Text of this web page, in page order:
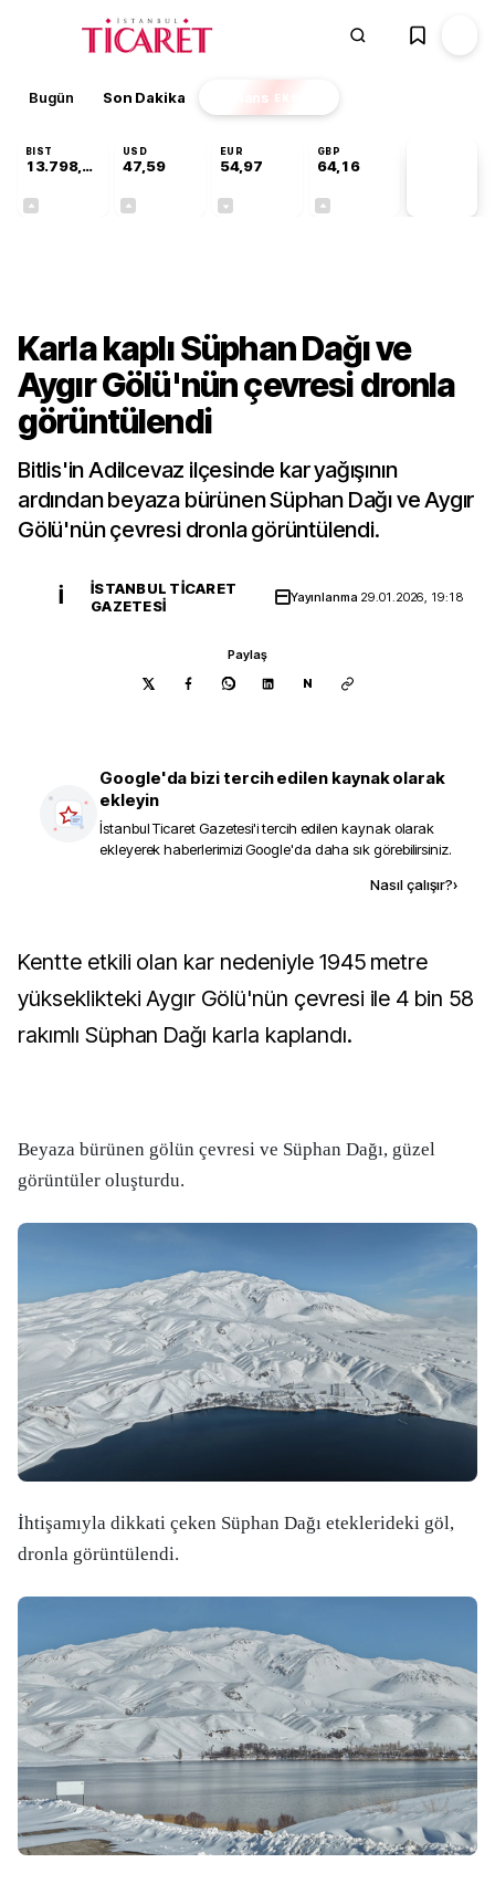
Bugün Son Dakika Finans EKSTRA
BIST
13.798,82
USD
47,59
EUR
54,97
GBP
64,16
Karla kaplı Süphan Dağı ve
Aygır Gölü'nün çevresi dronla
görüntülendi
Bitlis'in Adilcevaz ilçesinde kar yağışının
ardından beyaza bürünen Süphan Dağı ve Aygır
Gölü'nün çevresi dronla görüntülendi.
İ
İSTANBUL TICARET
GAZETESI
Yayınlanma 29.01.2026, 19:18
Paylaş
N
Google'da bizi tercih edilen kaynak olarak
ekleyin
İstanbul Ticaret Gazetesi'i tercih edilen kaynak olarak
ekleyerek haberlerimizi Google'da daha sık görebilirsiniz.
Nasıl çalışır?›
Kentte etkili olan kar nedeniyle 1945 metre
yükseklikteki Aygır Gölü'nün çevresi ile 4 bin 58
rakımlı Süphan Dağı karla kaplandı.
Beyaza bürünen gölün çevresi ve Süphan Dağı, güzel
görüntüler oluşturdu.
İhtişamıyla dikkati çeken Süphan Dağı eteklerideki göl,
dronla görüntülendi.